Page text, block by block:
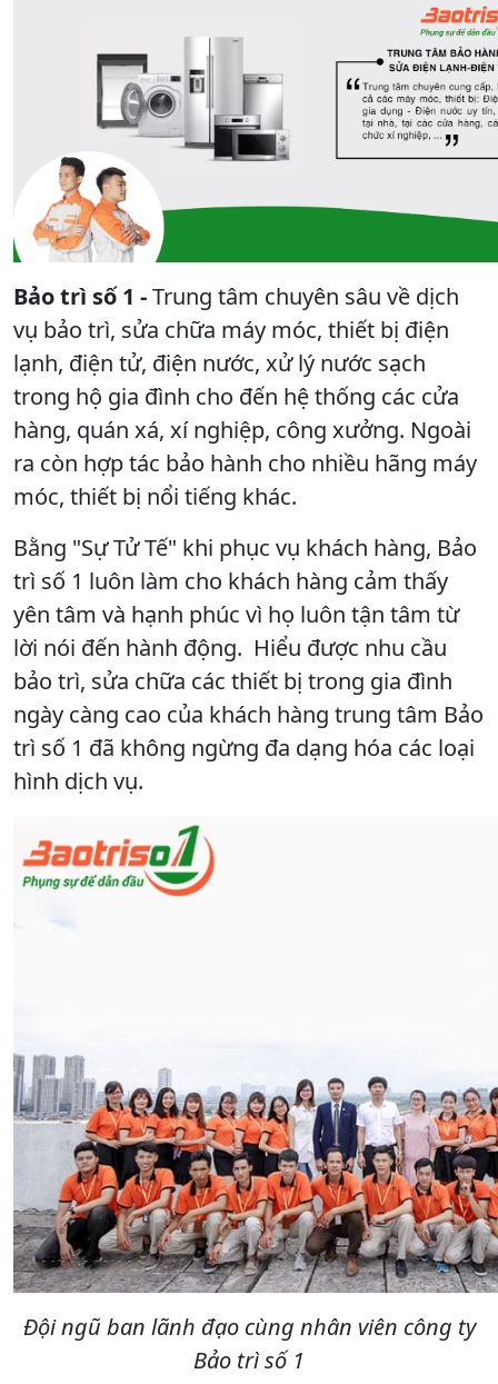
Bảo trì số 1 -Trung tâm chuyên sâu về dịch
vụ bảo trì, sửa chữa máy móc, thiết bị điện
lạnh, điện tử, điện nước, xử lý nước sạch
trong hộ gia đình cho đến hệ thống các cửa
hàng, quán xá, xí nghiệp, công xưởng. Ngoài
ra còn hợp tác bảo hành cho nhiều hãng máy
móc, thiết bị nổi tiếng khác.
Bằng "Sự Tử Tế" khi phục vụ khách hàng, Bảo
trì số 1 luôn làm cho khách hàng cảm thấy
yên tâm và hạnh phúc vì họ luôn tận tâm từ
lời nói đến hành động. Hiểu được nhu cầu
bảo trì, sửa chữa các thiết bị trong gia đình
ngày càng cao của khách hàng trung tâm Bảo
trì số 1 đã không ngừng đa dạng hóa các loại
hình dịch vụ.
Đội ngũ ban lãnh đạo cùng nhân viên công ty
Bảo trì số 1